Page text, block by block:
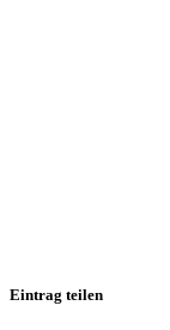
Eintrag teilen